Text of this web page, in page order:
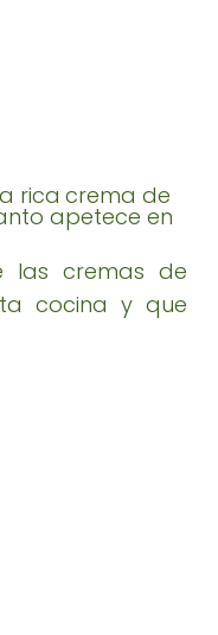
rica crema de
apetece en
las cremas de
cocina y que